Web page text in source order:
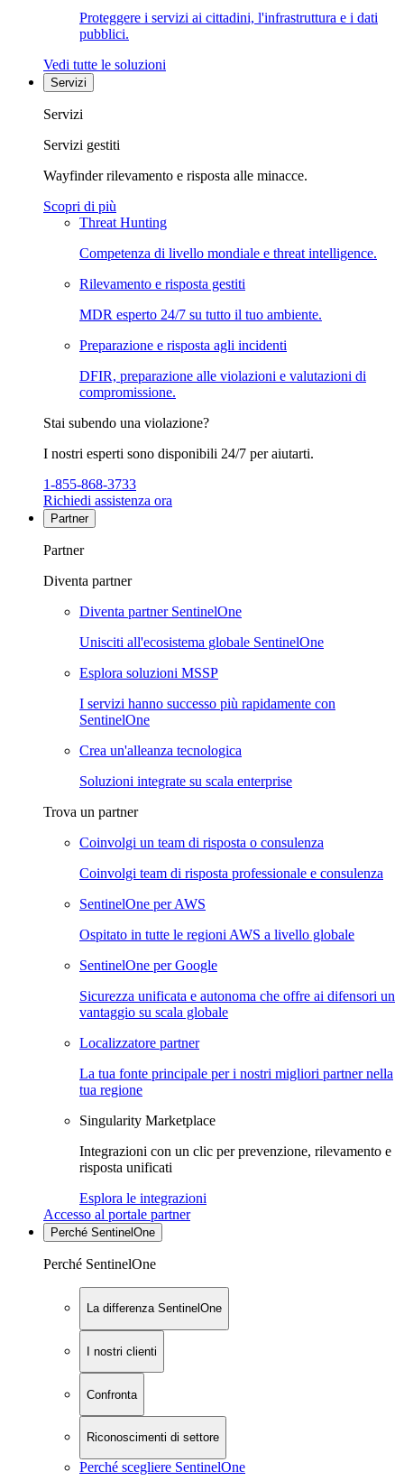
Proteggere i servizi ai cittadini, l'infrastruttura e i dati
pubblici.
Vedi tutte le soluzioni
Servizi
Servizi
Servizi gestiti
Wayfinder rilevamento e risposta alle minacce.
Scopri di più
Threat Hunting
Competenza di livello mondiale e threat intelligence.
Rilevamento e risposta gestiti
MDR esperto 24/7 su tutto il tuo ambiente.
Preparazione e risposta agli incidenti
DFIR, preparazione alle violazioni e valutazioni di
compromissione.
Stai subendo una violazione?
I nostri esperti sono disponibili 24/7 per aiutarti.
1-855-868-3733
Richiedi assistenza ora
Partner
Partner
Diventa partner
Diventa partner SentinelOne
Unisciti all'ecosistema globale SentinelOne
Esplora soluzioni MSSP
I servizi hanno successo più rapidamente con
SentinelOne
Crea un'alleanza tecnologica
Soluzioni integrate su scala enterprise
Trova un partner
Coinvolgi un team di risposta o consulenza
Coinvolgi team di risposta professionale e consulenza
SentinelOne per AWS
Ospitato in tutte le regioni AWS a livello globale
SentinelOne per Google
Sicurezza unificata e autonoma che offre ai difensori un
vantaggio su scala globale
Localizzatore partner
La tua fonte principale per i nostri migliori partner nella
tua regione
Singularity Marketplace
Integrazioni con un clic per prevenzione, rilevamento e
risposta unificati
Esplora le integrazioni
Accesso al portale partner
Perché SentinelOne
Perché SentinelOne
La differenza SentinelOne
I nostri clienti
Confronta
Riconoscimenti di settore
Perché scegliere SentinelOne